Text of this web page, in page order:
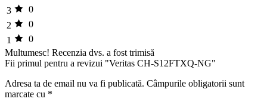
3
0
2
0
1
0
Multumesc! Recenzia dvs. a fost trimisă
Fii primul pentru a revizui "Veritas CH-S12FTXQ-NG"
Adresa ta de email nu va fi publicată. Câmpurile obligatorii sunt
marcate cu *